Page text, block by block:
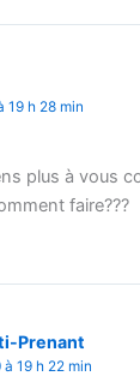
19 h 28 min
plus à vous
faire???
Prenant
19 h 22 min